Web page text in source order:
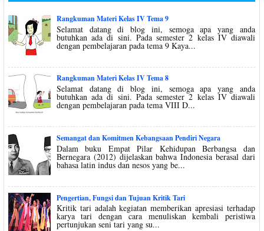
Rangkuman Materi Kelas IV Tema 9
Selamat datang di blog ini, semoga apa yang anda
butuhkan ada di sini. Pada semester 2 kelas IV diawali
dengan pembelajaran pada tema 9 Kaya...
Rangkuman Materi Kelas IV Tema 8
Selamat datang di blog ini, semoga apa yang anda
butuhkan ada di sini. Pada semester 2 kelas IV diawali
dengan pembelajaran pada tema VIII D...
Semangat dan Komitmen Kebangsaan Pendiri Negara
Dalam buku Empat Pilar Kehidupan Berbangsa dan
Bernegara (2012) dijelaskan bahwa Indonesia berasal dari
bahasa latin indus dan nesos yang be...
Pengertian, Fungsi dan Tujuan Kritik Tari
Kritik tari adalah kegiatan memberikan apresiasi terhadap
karya tari dengan cara menuliskan kembali peristiwa
pertunjukan seni tari yang su...